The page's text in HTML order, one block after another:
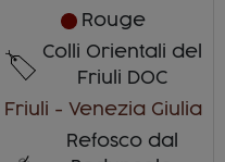
Rouge
Colli Orientali del
Friuli DOC
Friuli - Venezia Giulia
Refosco dal